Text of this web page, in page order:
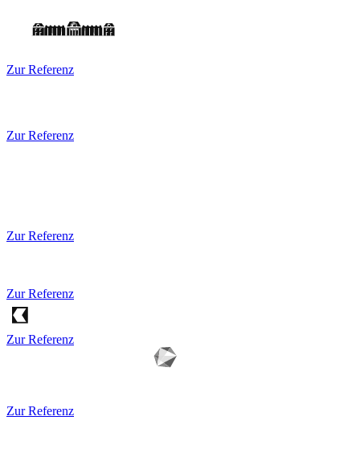
Zur Referenz
Zur Referenz
Zur Referenz
Zur Referenz
Zur Referenz
Zur Referenz